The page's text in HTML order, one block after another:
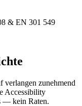
& EN 301 549
verlangen zunehmend
Accessibility
— kein Raten.